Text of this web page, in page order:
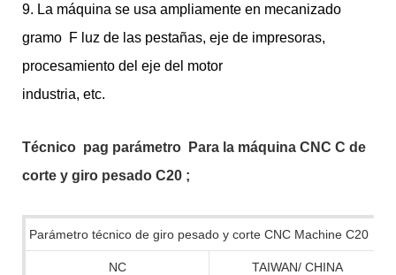
9. La máquina se usa ampliamente en mecanizado
gramo F luz de las pestañas, eje de impresoras,
procesamiento del eje del motor
industria, etc.
Técnico pag parámetro
Para la máquina CNC C de
corte y giro pesado C20 ;
Parámetro técnico de giro pesado y corte CNC Machine C20
NC TAIWAN/ CHINA